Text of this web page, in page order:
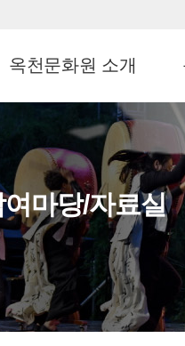
옥천문화원 소개
마당/자료실